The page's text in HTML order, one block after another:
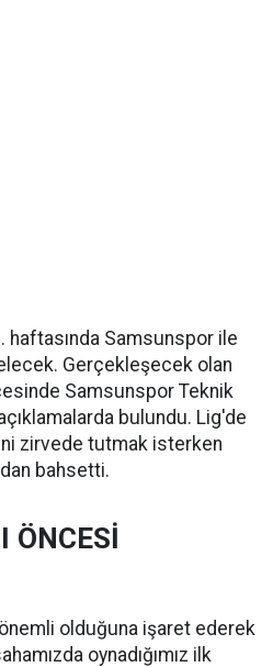
haftasında Samsunspor ile
Gerçekleşecek olan
Samsunspor Teknik
bulundu. Lig'de
zirvede tutmak isterken
bahsetti.
ÖNCESİ
olduğuna işaret ederek
oynadığımız ilk